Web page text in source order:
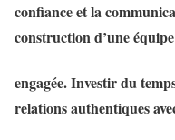
confiance et la
construction d’une équipe
engagée. Investir du
relations authentiques